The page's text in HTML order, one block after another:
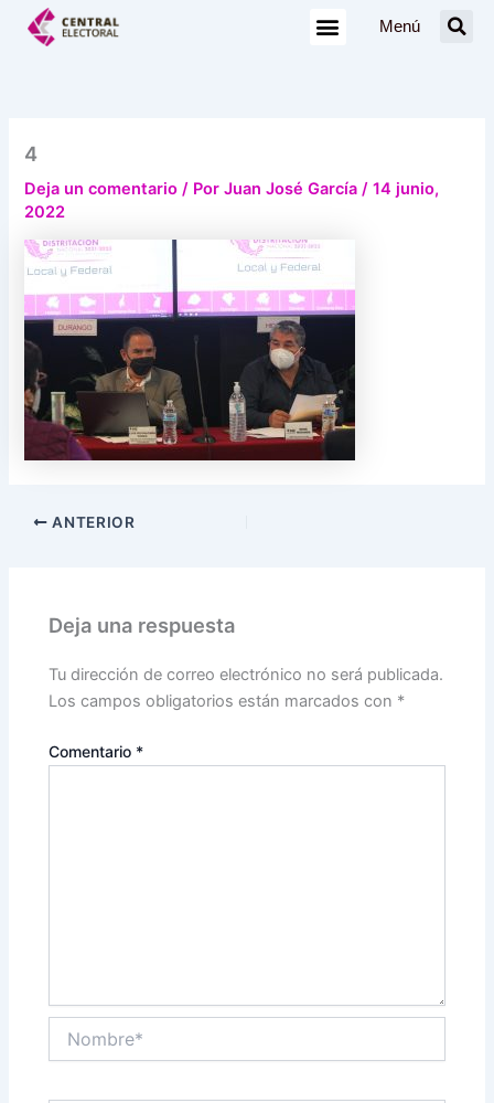
Menú
4
Deja un comentario / PorJuan José García/14 junio,
2022
ANTERIOR
Deja una respuesta
Tu dirección de correo electrónico no será publicada.
Los campos obligatorios están marcados con *
Comentario *